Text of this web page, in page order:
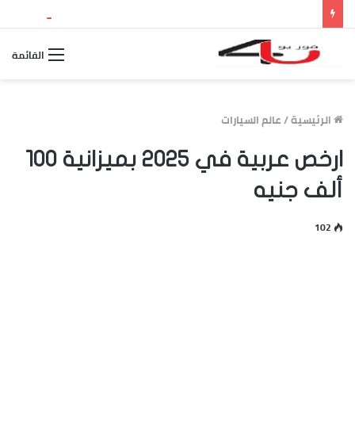
القائمة
الرئيسية/عالم السيارات
ارخص عربية في 2025 بميزانية 100
ألف جنيه
102